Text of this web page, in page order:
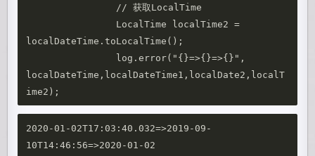
localDateTime.toLocalTime();
localDateTime,localDateTime1,localDate2,localT
2020-01-02T17:03:40.032=>2019-09-